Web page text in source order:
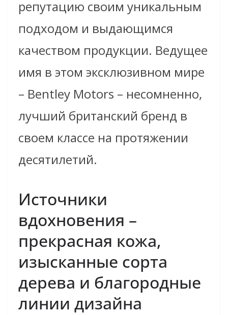
репутацию своим уникальным
подходом и выдающимся
качеством продукции. Ведущее
имя в этом эксклюзивном мире
– Bentley Motors – несомненно,
лучший британский бренд в
своем классе на протяжении
десятилетий.
Источники
вдохновения –
прекрасная кожа,
изысканные сорта
дерева и благородные
линии дизайна